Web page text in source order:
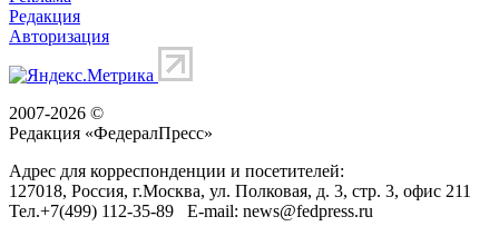
Редакция
Авторизация
2007-2026 ©
Редакция «ФедералПресс»
Адрес для корреспонденции и посетителей:
127018, Россия, г.Москва, ул. Полковая, д. 3, стр. 3, офис 211
Тел.+7(499) 112-35-89 E-mail: news@fedpress.ru